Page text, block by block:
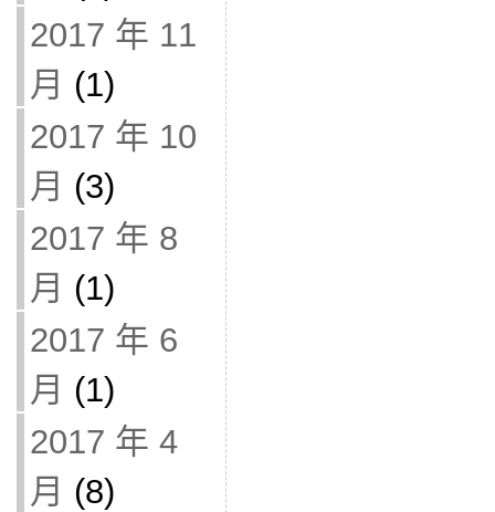
2017 年 11
月 (1)
2017 年 10
月 (3)
2017 年 8
月 (1)
2017 年 6
月 (1)
2017 年 4
月 (8)